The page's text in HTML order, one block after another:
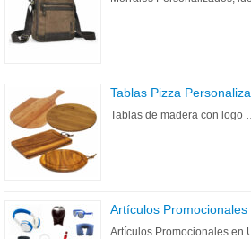
Tablas Pizza
Tablas de madera con logo
Artículos Promocionales
Artículos Promocionales en